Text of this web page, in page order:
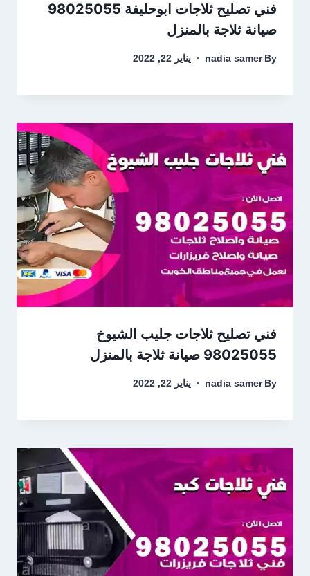
فني تصليح ثلاجات ابوحليفة 98025055
صيانة ثلاجة بالمنزل
By
nadia samer يناير 22, 2022
فني تصليح ثلاجات جليب الشيوخ
98025055 صيانة ثلاجة بالمنزل
By
nadia samer يناير 22, 2022